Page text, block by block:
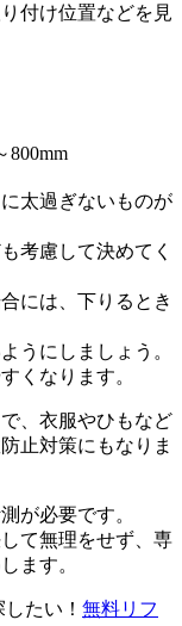
付け位置などを見
800mm
太過ぎないものが
考慮して決めてく
には、下りるとき
うにしましょう。
くなります。
、衣服やひもなど
止対策にもなりま
が必要です。
て無理をせず、専
ます。
たい！ 無料リフ